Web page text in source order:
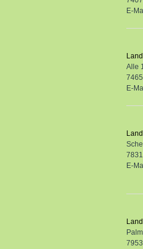
E-
Alle
E-
E-